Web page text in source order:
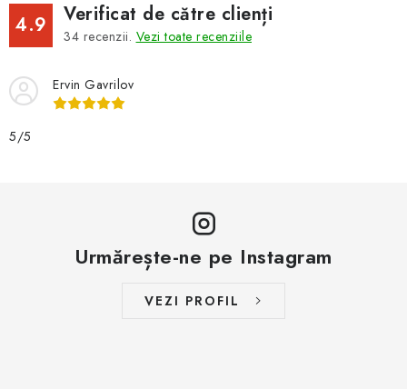
4.9 Verificat de către clienți
34 recenzii. Vezi toate recenziile
Ervin Gavrilov
5/5
Urmărește-ne pe Instagram
VEZI PROFIL